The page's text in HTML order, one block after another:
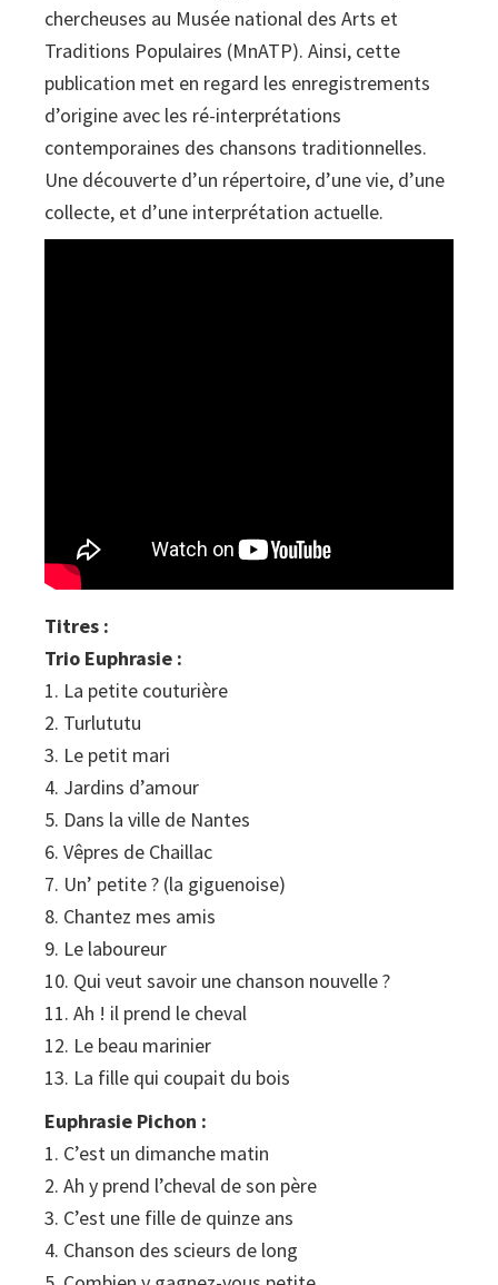
chercheuses au Musée national des Arts et
Traditions Populaires (MnATP). Ainsi, cette
publication met en regard les enregistrements
d’origine avec les ré-interprétations
contemporaines des chansons traditionnelles.
Une découverte d’un répertoire, d’une vie, d’une
collecte, et d’une interprétation actuelle.
Titres :
Trio Euphrasie :
1. La petite couturière
2. Turlututu
3. Le petit mari
4. Jardins d’amour
5. Dans la ville de Nantes
6. Vêpres de Chaillac
7. Un’ petite ? (la giguenoise)
8. Chantez mes amis
9. Le laboureur
10. Qui veut savoir une chanson nouvelle ?
11. Ah ! il prend le cheval
12. Le beau marinier
13. La fille qui coupait du bois
Euphrasie Pichon :
1. C’est un dimanche matin
2. Ah y prend l’cheval de son père
3. C’est une fille de quinze ans
4. Chanson des scieurs de long